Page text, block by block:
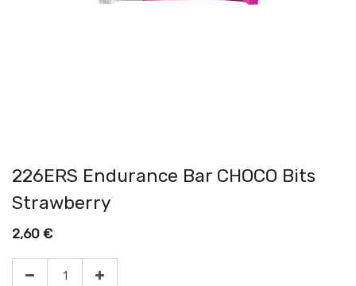
226ERS Endurance Bar CHOCO Bits
Strawberry
2,60 €